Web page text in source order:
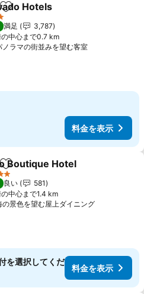
お気に入りに追加
Hotels
ルのランク
満足
3,787
の中心まで0.7 km
ノラマの街並みを望む客室料金を表示
料金を表示
お気に入りに追加
Boutique Hotel
ルのランク
良い
581
中心まで1.4 km
の景色を望む屋上ダイニング
を選択してくだ
料金を表示